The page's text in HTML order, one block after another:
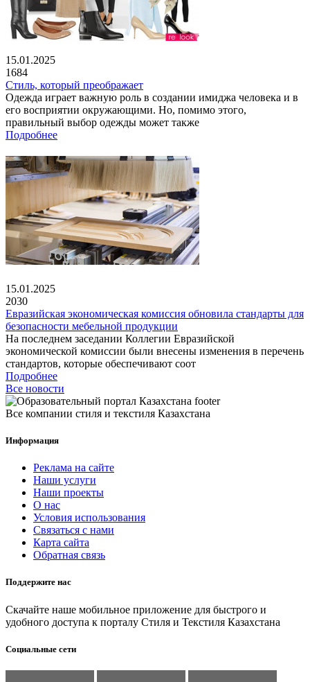
15.01.2025
1684
Стиль, который преображает
Одежда играет важную роль в создании имиджа человека и в
его восприятии окружающими. Но, помимо этого,
правильный выбор одежды может также
Подробнее
15.01.2025
2030
Евразийская экономическая комиссия обновила стандарты для
безопасности мебельной продукции
На последнем заседании Коллегии Евразийской
экономической комиссии были внесены изменения в перечень
стандартов, которые обеспечивают соот
Подробнее
Все новости
Все компании стиля и текстиля Казахстана
Информация
Реклама на сайте
Наши услуги
Наши проекты
О нас
Условия использования
Связаться с нами
Карта сайта
Обратная связь
Поддержите нас
Скачайте наше мобильное приложение для быстрого и
удобного доступа к порталу Стиля и Текстиля Казахстана
Социальные сети